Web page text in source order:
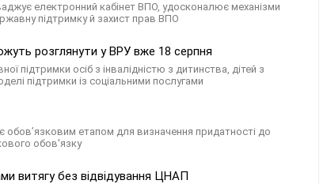
електронний кабінет ВПО, удосконалює механізми
підтримку й захист прав ВПО
розглянути у ВРУ вже 18 серпня
осіб з інвалідністю з дитинства, дітей з
підтримки із соціальними послугами
обов’язковим етапом для визначення придатності до
обов'язку
витягу без відвідування ЦНАП